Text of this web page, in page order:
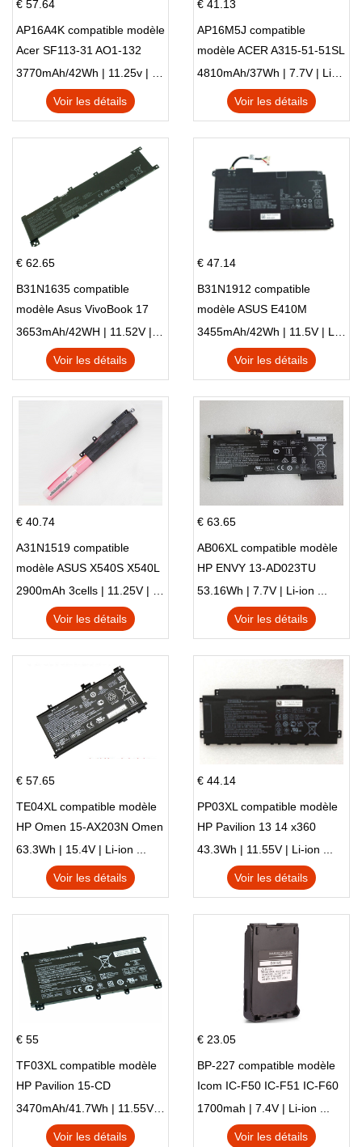
€ 57.64
AP16A4K compatible modèle
Acer SF113-31 AO1-132
NE132
3770mAh/42Wh | 11.25v | Li-ion ...
Voir les détails
€ 41.13
AP16M5J compatible
modèle ACER A315-51-51SL
N17Q1 SERIES
4810mAh/37Wh | 7.7V | Li-ion ...
Voir les détails
€ 62.65
B31N1635 compatible
modèle Asus VivoBook 17
X705NC X705UA X705UV
X705UN X705UD
3653mAh/42WH | 11.52V | Li-ion ...
Voir les détails
€ 47.14
B31N1912 compatible
modèle ASUS E410M
E410MA L410MA
3455mAh/42Wh | 11.5V | Li-ion ...
Voir les détails
€ 40.74
A31N1519 compatible
modèle ASUS X540S X540L
X540LA-SI302 X540SA
X540S
2900mAh 3cells | 11.25V | Li-ion ...
Voir les détails
€ 63.65
AB06XL compatible modèle
HP ENVY 13-AD023TU
HSTNN-DB8C 921438-855
TPN-I128
53.16Wh | 7.7V | Li-ion ...
Voir les détails
€ 57.65
TE04XL compatible modèle
HP Omen 15-AX203N Omen
15 Series Pavilion 15 Series
63.3Wh | 15.4V | Li-ion ...
Voir les détails
€ 44.14
PP03XL compatible modèle
HP Pavilion 13 14 x360
L83388-AC1 L83388-421
HSTNN-LB8S M01118-421
M01144-005 13-BB 14-DV
43.3Wh | 11.55V | Li-ion ...
Voir les détails
€ 55
TF03XL compatible modèle
HP Pavilion 15-CD
3470mAh/41.7Wh | 11.55V | Li-ion ...
Voir les détails
€ 23.05
BP-227 compatible modèle
Icom IC-F50 IC-F51 IC-F60
IC-F61 IC-M87
1700mah | 7.4V | Li-ion ...
Voir les détails